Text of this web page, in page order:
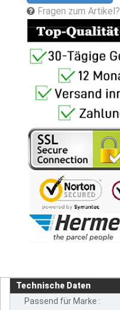
Fragen zum Artikel?
Technische Daten
Passend für Marke :